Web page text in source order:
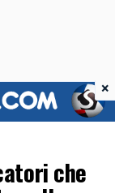
che
×